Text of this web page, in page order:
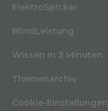
ElektroSpicker
BlindLeistung
Wissen in 3 Minuten
Themenarchiv
Cookie-Einstellungen